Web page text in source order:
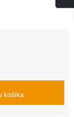
košíka